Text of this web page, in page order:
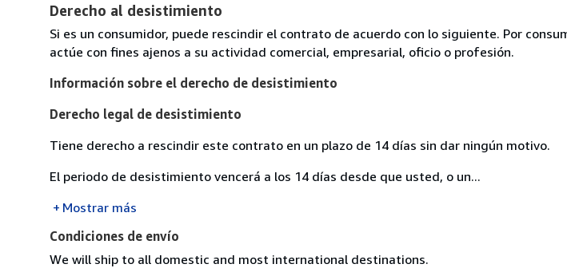
Derecho al desistimiento
Si es un consumidor, puede rescindir el contrato de acuerdo con lo siguiente. Por
actúe con fines ajenos a su actividad comercial, empresarial, oficio o profesión.
Información sobre el derecho de desistimiento
Derecho legal de desistimiento
Tiene derecho a rescindir este contrato en un plazo de 14 días sin dar ningún motivo.
El periodo de desistimiento vencerá a los 14 días desde que usted, o un...
Mostrar más
Condiciones de envío
We will ship to all domestic and most international destinations.